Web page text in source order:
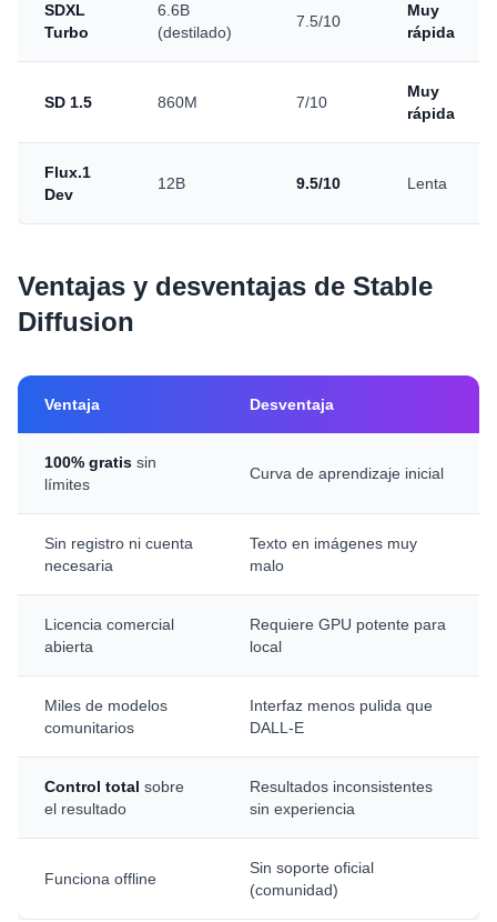
SDXL
Turbo
6.6B
(destilado)
7.5/10
Muy
rápida
SD 1.5 860M 7/10
Muy
rápida
Flux.1
Dev
12B 9.5/10 Lenta
Ventajas y desventajas de Stable
Diffusion
Ventaja Desventaja
100% gratis sin
límites
Curva de aprendizaje inicial
Sin registro ni cuenta
necesaria
Texto en imágenes muy
malo
Licencia comercial
abierta
Requiere GPU potente para
local
Miles de modelos
comunitarios
Interfaz menos pulida que
DALL-E
Control total sobre
el resultado
Resultados inconsistentes
sin experiencia
Funciona offline
Sin soporte oficial
(comunidad)